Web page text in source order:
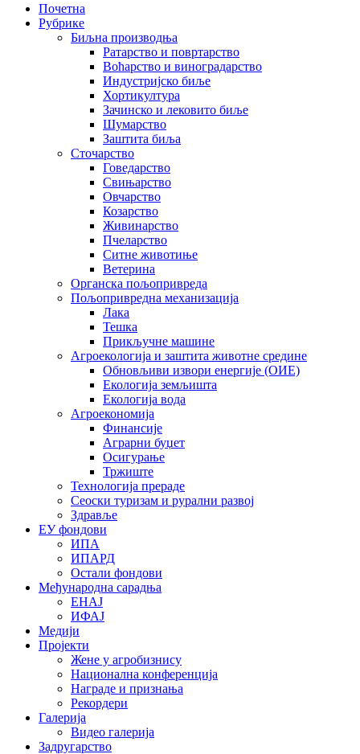
Почетна
Рубрике
Биљна производња
Ратарство и повртарство
Воћарство и виноградарство
Индустријско биље
Хортикултура
Зачинско и лековито биље
Шумарство
Заштита биља
Сточарство
Говедарство
Свињарство
Овчарство
Козарство
Живинарство
Пчеларство
Ситне животиње
Ветерина
Органска пољопривреда
Пољопривредна механизација
Лака
Тешка
Прикључне машине
Агроекологија и заштита животне средине
Обновљиви извори енергије (ОИЕ)
Екологија земљишта
Екологија вода
Агроекономија
Финансије
Аграрни буџет
Осигурање
Тржиште
Технологија прераде
Сеоски туризам и рурални развој
Здравље
ЕУ фондови
ИПА
ИПАРД
Остали фондови
Међународна сарадња
ЕНАЈ
ИФАЈ
Медији
Пројекти
Жене у агробизнису
Национална конференција
Награде и признања
Рекордери
Галерија
Видео галерија
Задругарство